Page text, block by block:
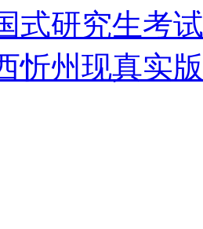
式研究生考
忻州现真实